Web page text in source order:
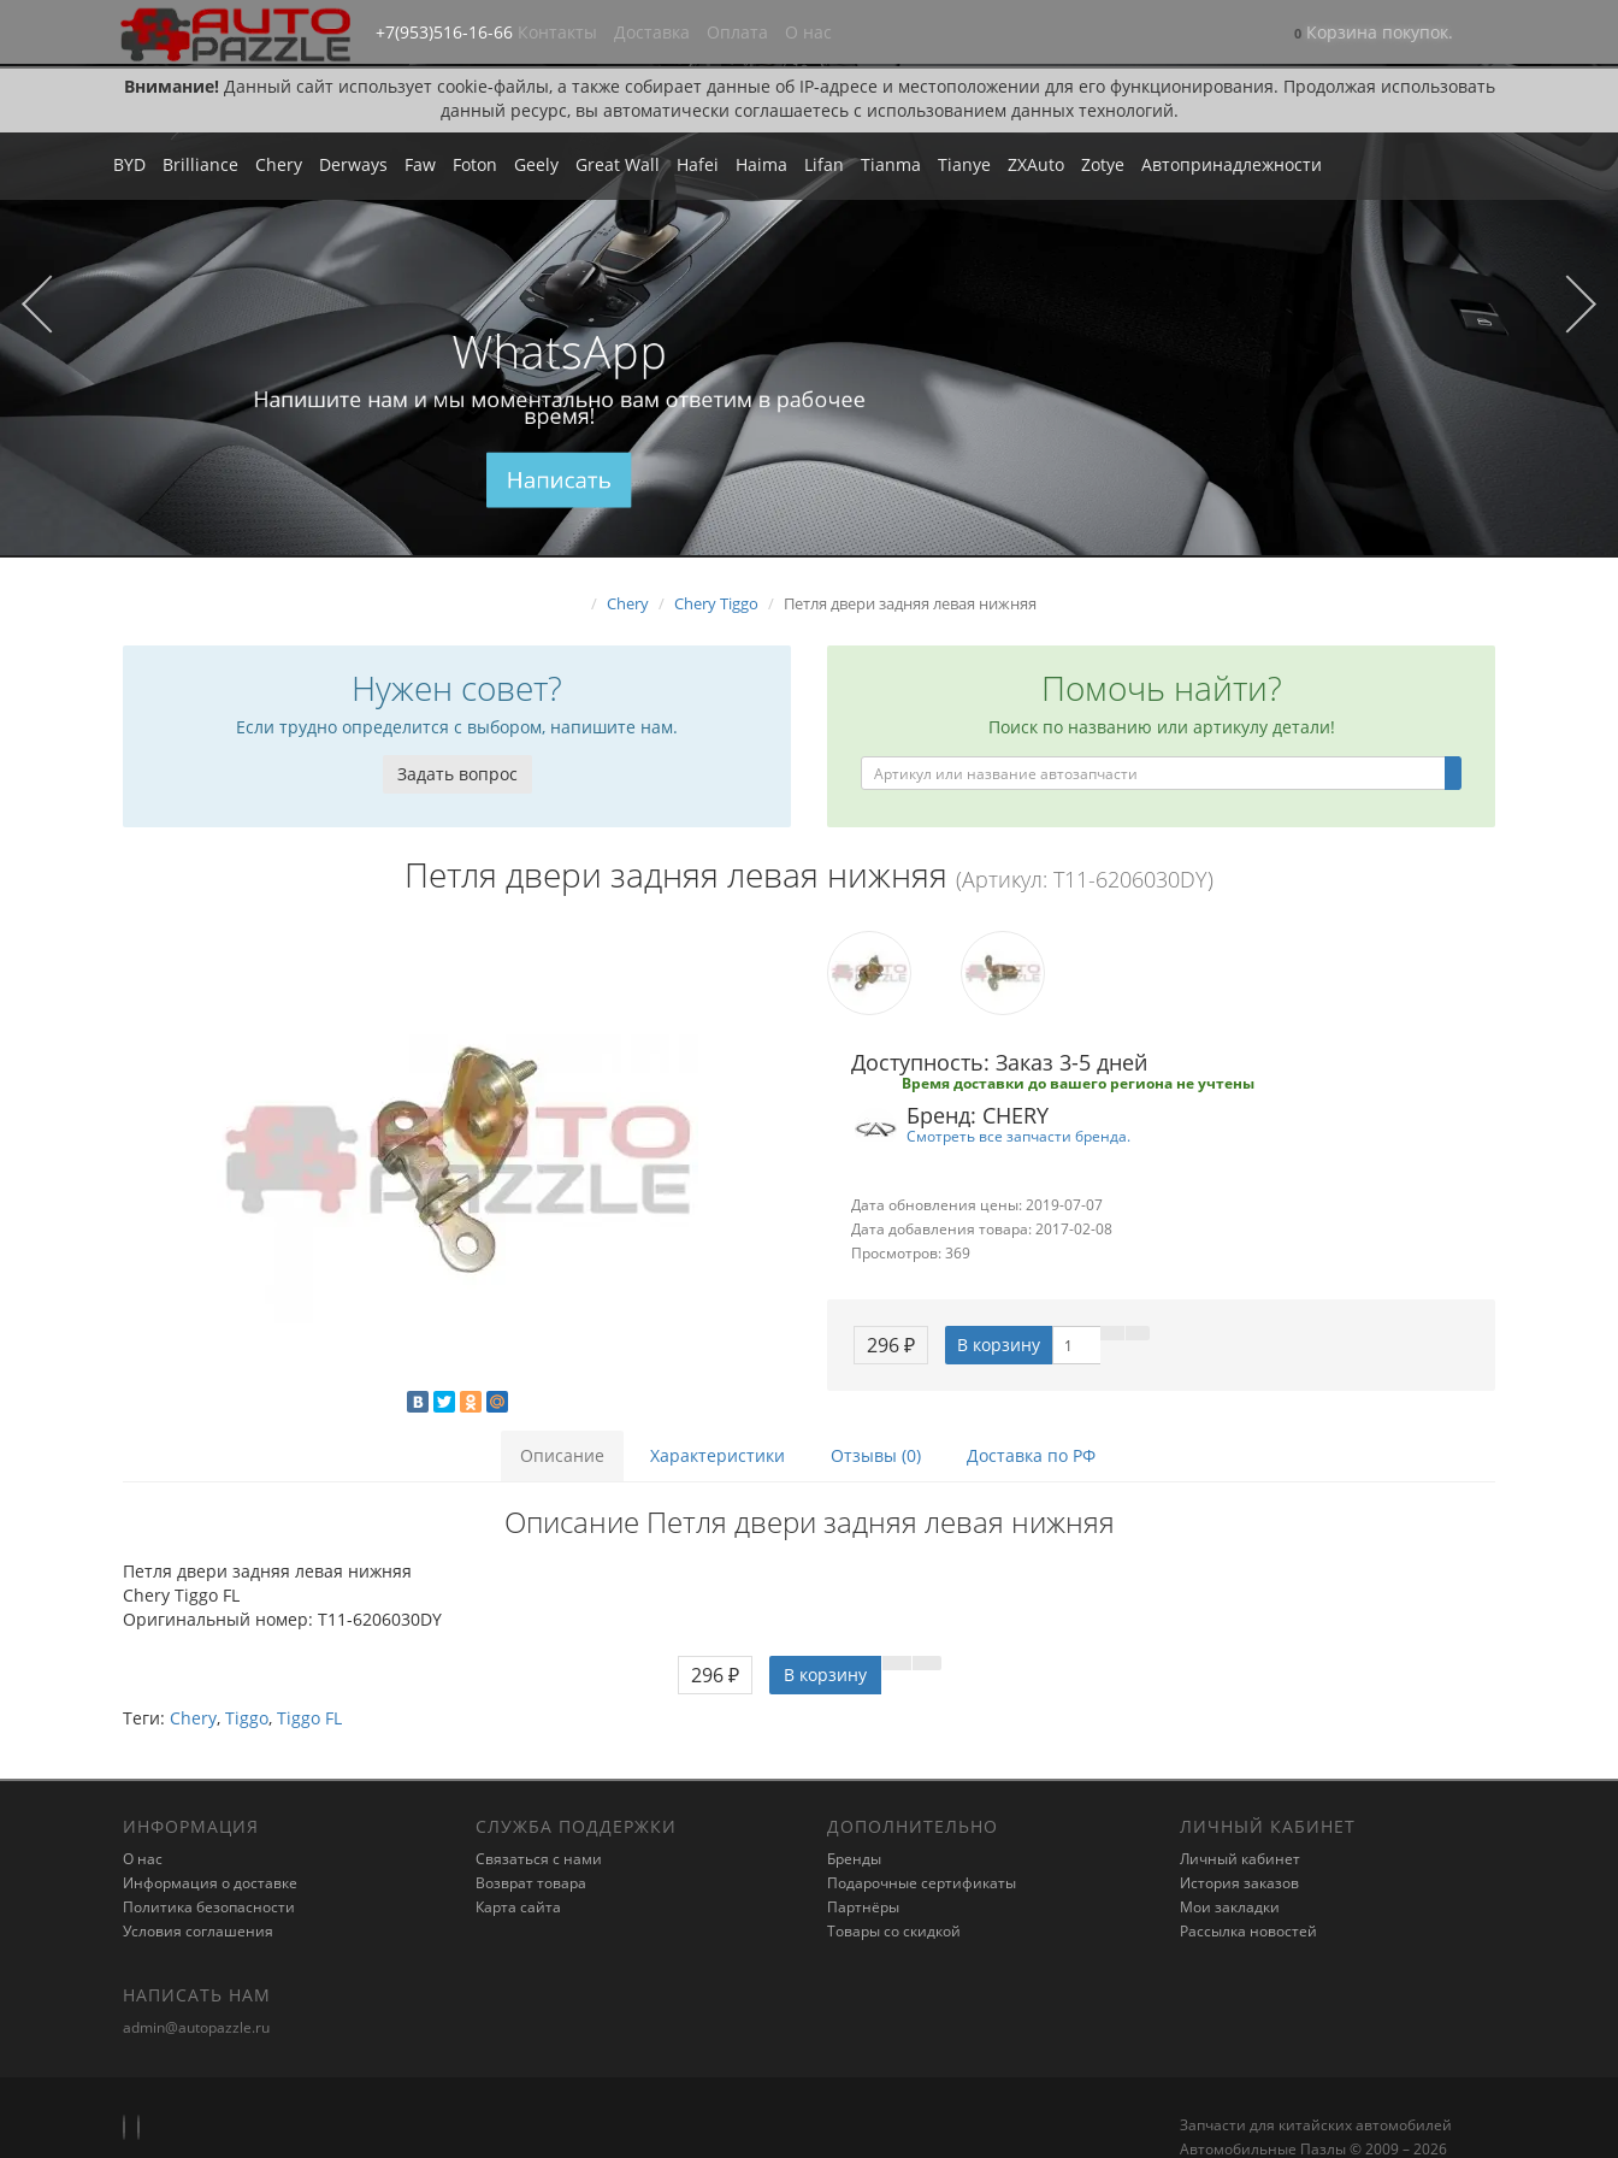
Внимание!Данный сайт использует cookie-файлы, а также собирает данные об IP-адресе и местоположении для его функционирования. Продолжая использовать
данный ресурс, вы автоматически соглашаетесь с использованием данных технологий.
+7(953)516-16-66 Контакты Доставка Оплата О нас 0 Корзина покупок.
BYD Brilliance Chery Derways Faw Foton Geely Great Wall Hafei Haima Lifan Tianma Tianye ZXAuto Zotye Автопринадлежности
WhatsApp
Напишите нам и мы моментально вам ответим в рабочее
время!
Написать
Chery Chery Tiggo Петля двери задняя левая нижняя
Нужен совет?
Если трудно определится с выбором, напишите нам.
Задать вопрос
Помочь найти?
Поиск по названию или артикулу детали!
Петля двери задняя левая нижняя (Артикул: T11-6206030DY)
Доступность: Заказ 3-5 дней
Время доставки до вашего региона не учтены
Бренд: CHERY
Смотреть все запчасти бренда.
Дата обновления цены: 2019-07-07
Дата добавления товара: 2017-02-08
Просмотров: 369
296 ₽ В корзину
Описание Характеристики Отзывы (0) Доставка по РФ
Описание Петля двери задняя левая нижняя
Петля двери задняя левая нижняя
Chery Tiggo FL
Оригинальный номер: T11-6206030DY
296 ₽
В корзину
Теги: Chery, Tiggo, Tiggo FL
ИНФОРМАЦИЯ
О нас
Информация о доставке
Политика безопасности
Условия соглашения
СЛУЖБА ПОДДЕРЖКИ
Связаться с нами
Возврат товара
Карта сайта
ДОПОЛНИТЕЛЬНО
Бренды
Подарочные сертификаты
Партнёры
Товары со скидкой
ЛИЧНЫЙ КАБИНЕТ
Личный кабинет
История заказов
Мои закладки
Рассылка новостей
НАПИСАТЬ НАМ
admin@autopazzle.ru
Запчасти для китайских автомобилей
Автомобильные Пазлы © 2009 – 2026